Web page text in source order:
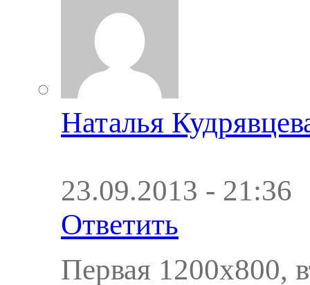
Наталья
23.09.2013 - 21:36
Ответить
Первая 1200х800,